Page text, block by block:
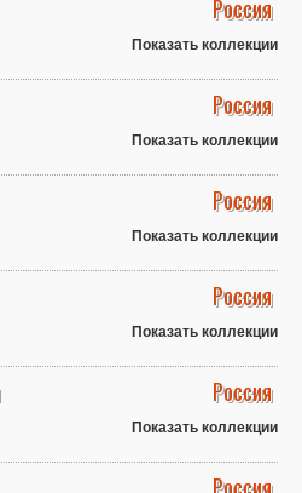
Россия
Показать коллекции
Россия
Показать коллекции
Россия
Показать коллекции
Россия
Показать коллекции
Россия
Показать коллекции